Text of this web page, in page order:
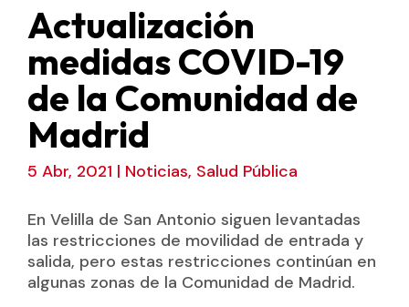
Actualización
medidas COVID-19
de la Comunidad de
Madrid
5 Abr, 2021 | Noticias, Salud Pública
En Velilla de San Antonio siguen levantadas
las restricciones de movilidad de entrada y
salida, pero estas restricciones continúan en
algunas zonas de la Comunidad de Madrid.